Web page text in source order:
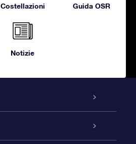
Costellazioni Guida OSR
Notizie